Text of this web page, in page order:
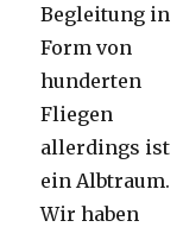
Begleitung in
Form von
hunderten
Fliegen
allerdings ist
ein Albtraum.
Wir haben